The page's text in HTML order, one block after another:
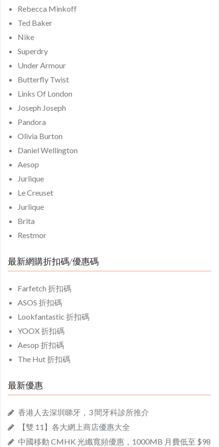
Rebecca Minkoff
Ted Baker
Nike
Superdry
Under Armour
Butterfly Twist
Links Of London
Joseph Joseph
Pandora
Olivia Burton
Daniel Wellington
Aesop
Jurlique
Le Creuset
Jurlique
Brita
Restmor
最新網購折扣碼/優惠碼
Farfetch 折扣碼
ASOS 折扣碼
Lookfantastic 折扣碼
YOOX 折扣碼
Aesop 折扣碼
The Hut 折扣碼
最新優惠
香港人去深圳睇牙，3 間牙科診所推介
【雙 11】各大網上商店優惠大全
中國移動 CMHK 光纖寬頻優惠，1000MB 月費低至 $98